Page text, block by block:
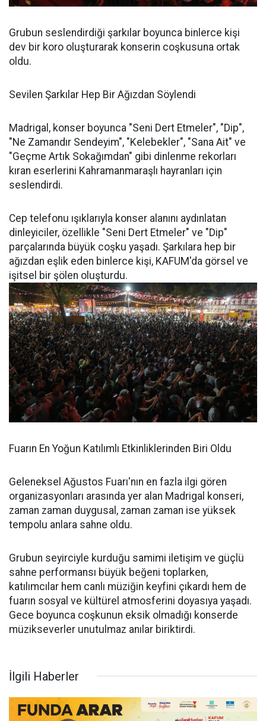
Grubun seslendirdiği şarkılar boyunca binlerce kişi
dev bir koro oluşturarak konserin coşkusuna ortak
oldu.
Sevilen Şarkılar Hep Bir Ağızdan Söylendi
Madrigal, konser boyunca "Seni Dert Etmeler", "Dip",
"Ne Zamandır Sendeyim", "Kelebekler", "Sana Ait" ve
"Geçme Artık Sokağımdan" gibi dinlenme rekorları
kıran eserlerini Kahramanmaraşlı hayranları için
seslendirdi.
Cep telefonu ışıklarıyla konser alanını aydınlatan
dinleyiciler, özellikle "Seni Dert Etmeler" ve "Dip"
parçalarında büyük coşku yaşadı. Şarkılara hep bir
ağızdan eşlik eden binlerce kişi, KAFUM'da görsel ve
işitsel bir şölen oluşturdu.
Fuarın En Yoğun Katılımlı Etkinliklerinden Biri Oldu
Geleneksel Ağustos Fuarı'nın en fazla ilgi gören
organizasyonları arasında yer alan Madrigal konseri,
zaman zaman duygusal, zaman zaman ise yüksek
tempolu anlara sahne oldu.
Grubun seyirciyle kurduğu samimi iletişim ve güçlü
sahne performansı büyük beğeni toplarken,
katılımcılar hem canlı müziğin keyfini çıkardı hem de
fuarın sosyal ve kültürel atmosferini doyasıya yaşadı.
Gece boyunca coşkunun eksik olmadığı konserde
müzikseverler unutulmaz anılar biriktirdi.
İlgili Haberler